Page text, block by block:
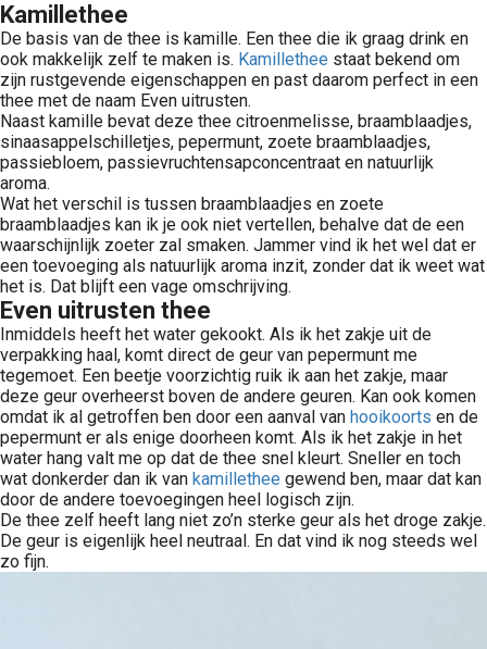
Kamillethee
De basis van de thee is kamille. Een thee die ik graag drink en
ook makkelijk zelf te maken is. Kamillethee staat bekend om
zijn rustgevende eigenschappen en past daarom perfect in een
thee met de naam Even uitrusten.
Naast kamille bevat deze thee citroenmelisse, braamblaadjes,
sinaasappelschilletjes, pepermunt, zoete braamblaadjes,
passiebloem, passievruchtensapconcentraat en natuurlijk
aroma.
Wat het verschil is tussen braamblaadjes en zoete
braamblaadjes kan ik je ook niet vertellen, behalve dat de een
waarschijnlijk zoeter zal smaken. Jammer vind ik het wel dat er
een toevoeging als natuurlijk aroma inzit, zonder dat ik weet wat
het is. Dat blijft een vage omschrijving.
Even uitrusten thee
Inmiddels heeft het water gekookt. Als ik het zakje uit de
verpakking haal, komt direct de geur van pepermunt me
tegemoet. Een beetje voorzichtig ruik ik aan het zakje, maar
deze geur overheerst boven de andere geuren. Kan ook komen
omdat ik al getroffen ben door een aanval van hooikoorts en de
pepermunt er als enige doorheen komt. Als ik het zakje in het
water hang valt me op dat de thee snel kleurt. Sneller en toch
wat donkerder dan ik van kamillethee gewend ben, maar dat kan
door de andere toevoegingen heel logisch zijn.
De thee zelf heeft lang niet zo’n sterke geur als het droge zakje.
De geur is eigenlijk heel neutraal. En dat vind ik nog steeds wel
zo fijn.